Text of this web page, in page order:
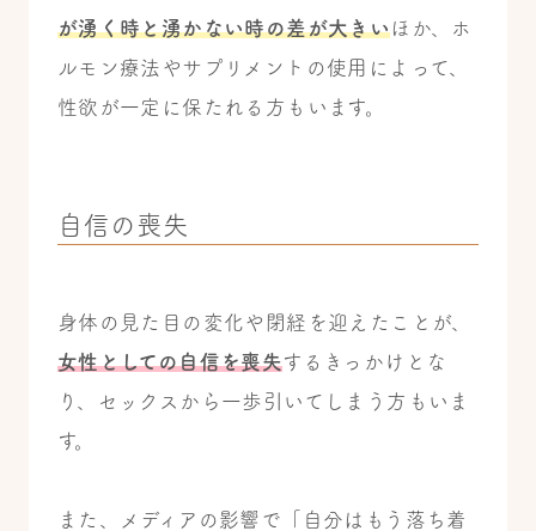
が湧く時と湧かない時の差が大きいほか、ホ
ルモン療法やサプリメントの使用によって、
性欲が一定に保たれる方もいます。
自信の喪失
身体の見た目の変化や閉経を迎えたことが、
女性としての自信を喪失するきっかけとな
り、セックスから一歩引いてしまう方もいま
す。
また、メディアの影響で「自分はもう落ち着